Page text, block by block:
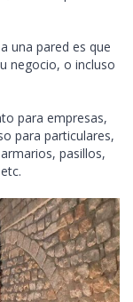
una pared es que
negocio, o incluso
para empresas,
para particulares,
pasillos,